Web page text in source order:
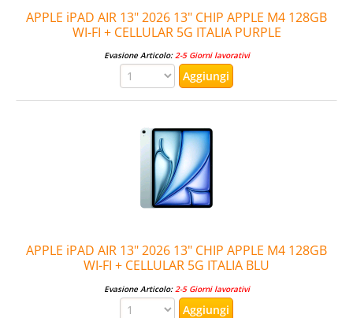
APPLE iPAD AIR 13" 2026 13" CHIP APPLE M4 128GB
WI-FI + CELLULAR 5G ITALIA PURPLE
Evasione Articolo:2-5 Giorni lavorativi
APPLE iPAD AIR 13" 2026 13" CHIP APPLE M4 128GB
WI-FI + CELLULAR 5G ITALIA BLU
Evasione Articolo:2-5 Giorni lavorativi